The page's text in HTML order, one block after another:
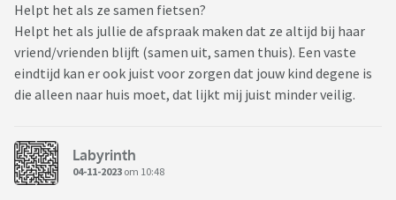
Helpt het als ze samen fietsen?
Helpt het als jullie de afspraak maken dat ze altijd bij haar
vriend/vrienden blijft (samen uit, samen thuis). Een vaste
eindtijd kan er ook juist voor zorgen dat jouw kind degene is
die alleen naar huis moet, dat lijkt mij juist minder veilig.
Labyrinth
04-11-2023 om 10:48